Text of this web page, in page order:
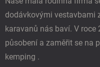
dodávkovými vestavbami
karavanů nás baví. V
působení a zaměřit se na
kemping .